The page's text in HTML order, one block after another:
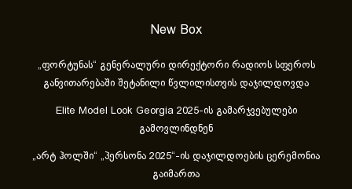
New Box
„ფორტუნას“ გენერალური დირექტორი რადიოს სფეროს
განვითარებაში შეტანილი წვლილისთვის დაჯილდოვდა
Elite Model Look Georgia 2025-ის გამარჯვებულები
გამოვლინდნენ
„არტ ჰოლში“ „პერსონა 2025“-ის დაჯილდოების ცერემონია
გაიმართა